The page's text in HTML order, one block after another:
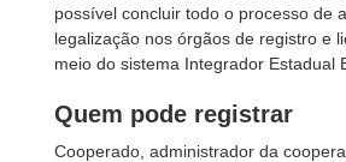
possível concluir todo o processo de
legalização nos órgãos de registro e
meio do sistema Integrador Estadual
Quem pode registrar
Cooperado, administrador da